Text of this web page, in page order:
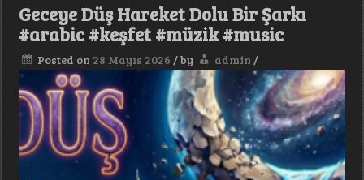
#popmusic
#trending
Geceye Düş Hareket Dolu Bir Şarkı
#arabic #keşfet #müzik #music
Posted on 28 Mayıs 2026 /by admin /